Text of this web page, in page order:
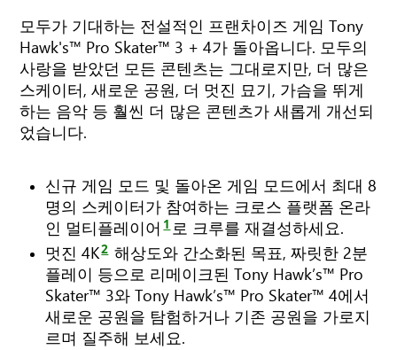
모두가 기대하는 전설적인 프랜차이즈 게임 Tony
Hawk's™ Pro Skater™ 3 + 4가 돌아옵니다. 모두의
사랑을 받았던 모든 콘텐츠는 그대로지만, 더 많은
스케이터, 새로운 공원, 더 멋진 묘기, 가슴을 뛰게
하는 음악 등 훨씬 더 많은 콘텐츠가 새롭게 개선되
었습니다.
신규 게임 모드 및 돌아온 게임 모드에서 최대 8
명의 스케이터가 참여하는 크로스 플랫폼 온라
인 멀티플레이어 1 로 크루를 재결성하세요.
멋진 4K2 해상도와 간소화된 목표, 짜릿한 2분
플레이 등으로 리메이크된 Tony Hawk’s™ Pro
Skater™ 3와 Tony Hawk’s™ Pro Skater™ 4에서
새로운 공원을 탐험하거나 기존 공원을 가로지
르며 질주해 보세요.